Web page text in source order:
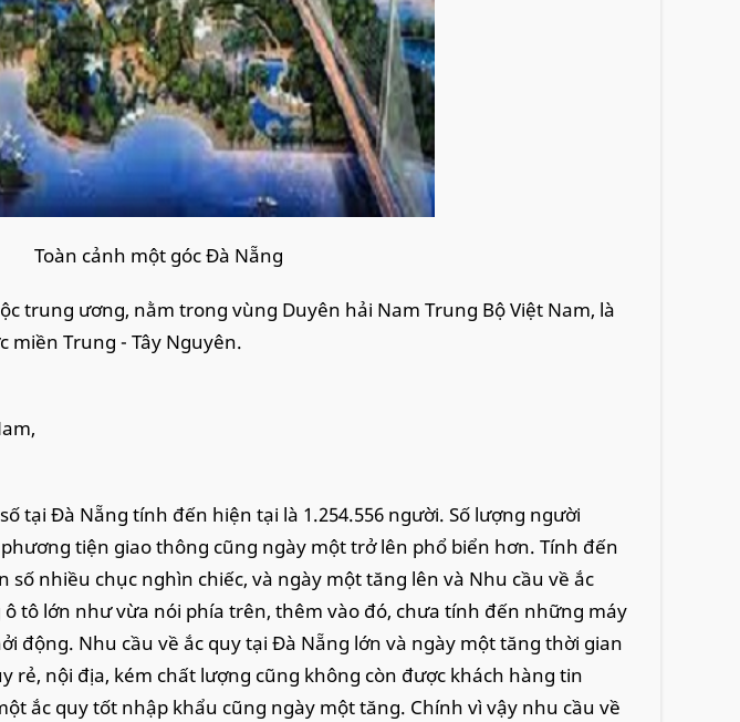
Toàn cảnh một góc Đà Nẵng
trung ương, nằm trong vùng Duyên hải Nam Trung Bộ Việt Nam, là
Trung - Tây Nguyên.
tại Đà Nẵng tính đến hiện tại là 1.254.556 người. Số lượng người
tiện giao thông cũng ngày một trở lên phổ biển hơn. Tính đến
số nhiều chục nghìn chiếc, và ngày một tăng lên và Nhu cầu về ắc
tô lớn như vừa nói phía trên, thêm vào đó, chưa tính đến những máy
động. Nhu cầu về ắc quy tại Đà Nẵng lớn và ngày một tăng thời gian
rẻ, nội địa, kém chất lượng cũng không còn được khách hàng tin
ắc quy tốt nhập khẩu cũng ngày một tăng. Chính vì vậy nhu cầu về